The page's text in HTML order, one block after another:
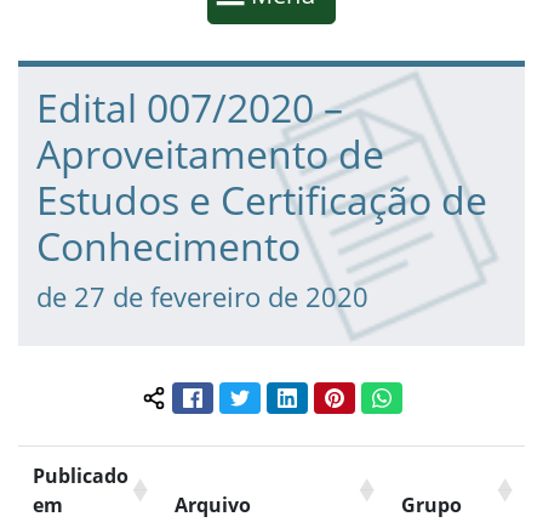
Fim da navegação
Início do conteúdo
Edital 007/2020 –
Aproveitamento de
Estudos e Certificação de
Conhecimento
de 27 de fevereiro de 2020
Compartilhar conteúdo:
FacebookTwitterLinkedInPinterestWhatsApp
Publicado
em
Arquivo Grupo